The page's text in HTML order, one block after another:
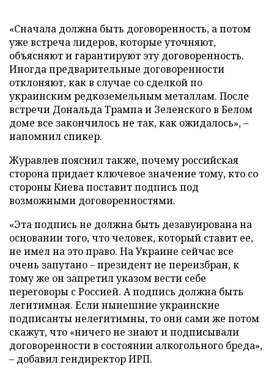
«Сначала должна быть договоренность, а потом
уже встреча лидеров, которые уточняют,
объясняют и гарантируют эту договоренность.
Иногда предварительные договоренности
отклоняют, как в случае со сделкой по
украинским редкоземельным металлам. После
встречи Дональда Трампа и Зеленского в Белом
доме все закончилось не так, как ожидалось», –
напомнил спикер.
Журавлев пояснил также, почему российская
сторона придает ключевое значение тому, кто со
стороны Киева поставит подпись под
возможными договоренностями.
«Эта подпись не должна быть дезавуирована на
основании того, что человек, который ставит ее,
не имел на это право. На Украине сейчас все
очень запутано – президент не переизбран, к
тому же он запретил указом вести себе
переговоры с Россией. А подпись должна быть
легитимная. Если нынешние украинские
подписанты нелегитимны, то они сами же потом
скажут, что «ничего не знают и подписывали
договоренности в состоянии алкогольного бреда»,
– добавил гендиректор ИРП.